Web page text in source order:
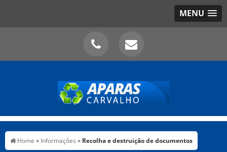
MENU
Home » Informações » Recolha e destruição de documentos